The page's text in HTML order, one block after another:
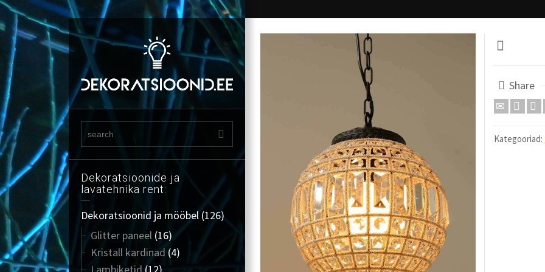
Dekoratsioonide ja
lavatehnika rent:
Dekoratsioonid ja mööbel (126)
Glitter paneel (16)
Kristall kardinad (4)
Share
Kategooriad: